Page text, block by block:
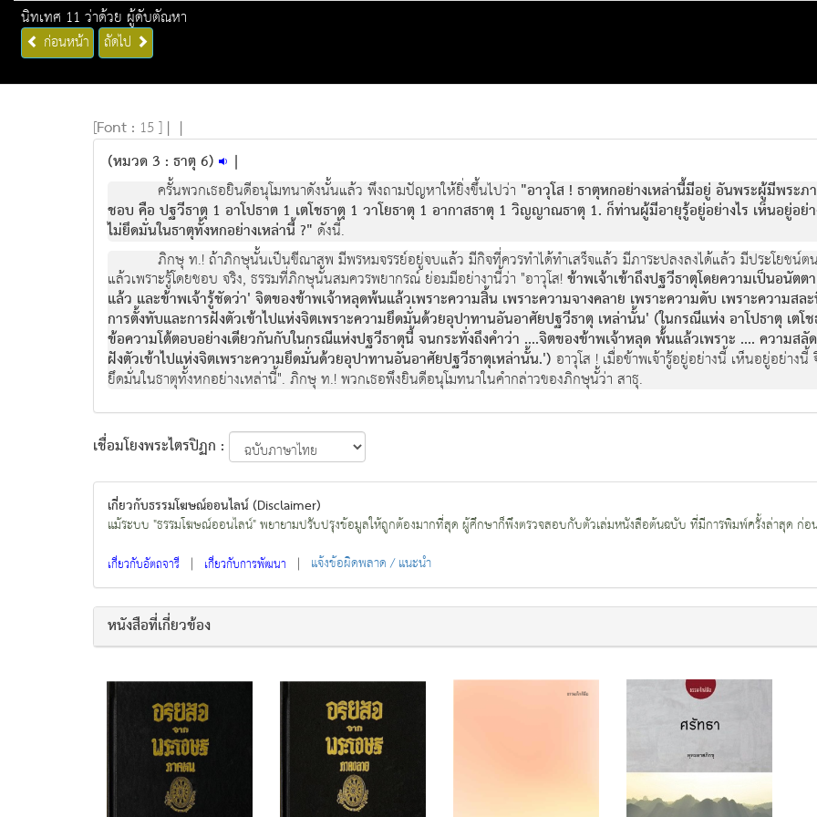
นิทเทศ 11 ว่าด้วย ผู้ดับตัณหา
ก่อนหน้า ถัดไป
[Font : 15 ] | |
(หมวด 3 : ธาตุ 6) |
ครั้นพวกเธอยินดีอนุโมทนาดังนั้นแล้ว พึงถามปัญหาให้ยิ่งขึ้นไปว่า "อาวุโส ! ธาตุหกอย่างเหล่านี้มีอยู่ อันพระผู้มีพระ
ชอบ คือ ปฐวีธาตุ 1 อาโปธาต 1 เตโชธาตุ 1 วาโยธาตุ 1 อากาสธาตุ 1 วิญญาณธาตุ 1. ก็ท่านผู้มีอายุรู้อยู่อย่างไร เห็นอยู่อย่
ไม่ยึดมั่นในธาตุทั้งหกอย่างเหล่านี้ ?" ดังนี้.
ภิกษุ ท.! ถ้าภิกษุนั้นเป็นขีณาสพ มีพรหมจรรย์อยู่จบแล้ว มีกิจที่ควรทำได้ทำเสร็จแล้ว มีภาระปลงลงได้แล้ว มีประโยช
แล้วเพราะรู้โดยชอบ จริง, ธรรมที่ภิกษุนั้นสมควรพยากรณ์ ย่อมมีอย่างานี้ว่า "อาวุโส!ข้าพเจ้าเข้าถึงปฐวีธาตุโดยความเป็นอนัต
แล้ว และข้าพเจ้ารู้ชัดว่า' จิตของข้าพเจ้าหลุดพ้นแล้วเพราะความสิ้น เพราะความจางคลาย เพราะความดับ เพราะความส
การตั้งทับและการฝังตัวเข้าไปแห่งจิตเพราะความยึดมั่นด้วยอุปาทานอันอาศัยปฐวีธาตุ เหล่านั้น' (ในกรณีแห่ง อาโปธาตุ เต
ข้อความโต้ตอบอย่างเดียวกันกับในกรณีแห่งปฐวีธาตุนี้ จนกระทั่งถึงคำว่า ....จิตของข้าพเจ้าหลุด พ้้นแล้วเพราะ .... ความส
ฝังตัวเข้าไปแห่งจิตเพราะความยึดมั่นด้วยอุปาทานอันอาศัยปฐวีธาตุเหล่านั้น.') อาวุโส ! เมื่อข้าพเจ้ารู้อยู่อย่างนี้ เห็นอยู่อย่าง
ยึดมั่นในธาตุทั้งหกอย่างเหล่านี้". ภิกษุ ท.! พวกเธอพึงยินดีอนุโมทนาในคำกล่าวของภิกษุนั้ว่า สาธุ.
เชื่อมโยงพระไตรปิฏก :
เกี่ยวกับธรรมโฆษณ์ออนไลน์ (Disclaimer)
แม้ระบบ "ธรรมโฆษณ์ออนไลน์" พยายามปรับปรุงข้อมูลให้ถูกต้องมากที่สุด ผู้ศึกษาก็พึงตรวจสอบกับตัวเล่มหนังสือต้นฉบับ ที่มีการพิมพ์ครั้งล่าสุด ก่อน
เกี่ยวกับอัตถจารี | เกี่ยวกับการพัฒนา | แจ้งข้อผิดพลาด / แนะนำ
หนังสือที่เกี่ยวข้อง